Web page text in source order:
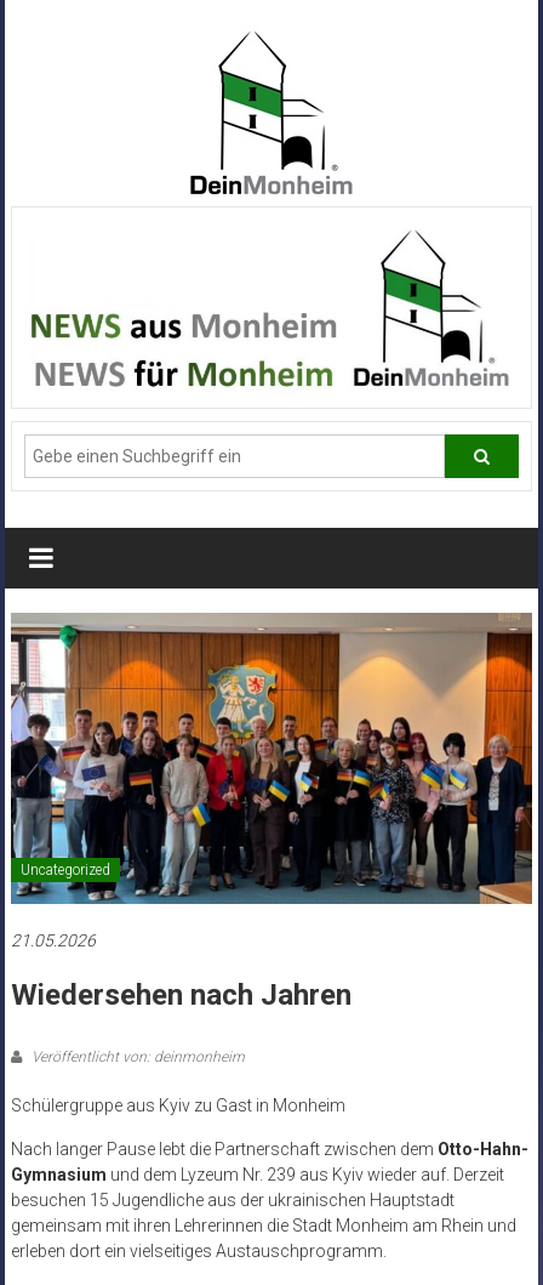
Alle
News
aus
Deiner
Stadt
Monheim
Uncategorized
21.05.2026
Wiedersehen nach Jahren
Veröffentlicht von: deinmonheim
Schülergruppe aus Kyiv zu Gast in Monheim
Nach langer Pause lebt die Partnerschaft zwischen dem Otto-Hahn-
Gymnasium und dem Lyzeum Nr. 239 aus Kyiv wieder auf. Derzeit
besuchen 15 Jugendliche aus der ukrainischen Hauptstadt
gemeinsam mit ihren Lehrerinnen die Stadt Monheim am Rhein und
erleben dort ein vielseitiges Austauschprogramm.